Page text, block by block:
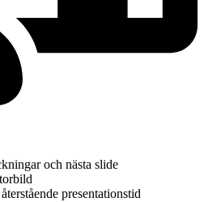
och nästa slide
presentationstid